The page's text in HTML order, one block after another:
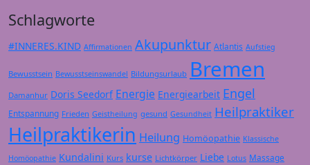
Schlagworte
#INNERES.KIND Affirmationen Akupunktur Atlantis Aufstieg
Bewusstsein Bewusstseinswandel Bildungsurlaub Bremen
Damanhur Doris Seedorf Energie Energiearbeit Engel
Entspannung Frieden Geistheilung gesund Gesundheit Heilpraktiker
Heilpraktikerin Heilung Homöopathie Klassische
Homöopathie Kundalini Kurs kurse Lichtkörper Liebe Lotus Massage